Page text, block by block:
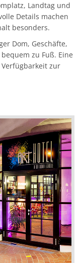
Landtag und
Details machen
besonders.
Dom, Geschäfte,
zu Fuß. Eine
zur